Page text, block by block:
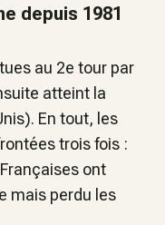
depuis 1981
au 2e tour par
atteint la
En tout, les
trois fois :
ont
mais perdu les